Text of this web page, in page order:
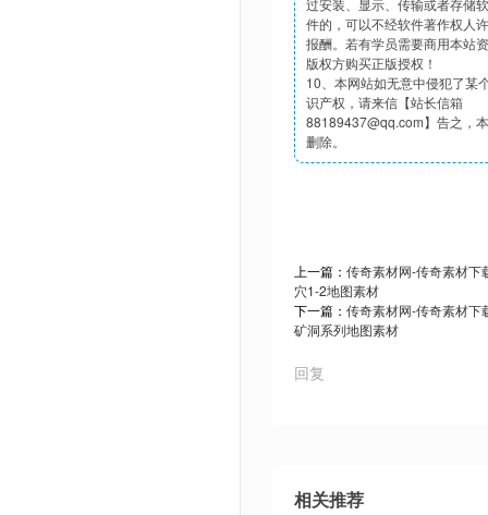
过安装、显示、传输或者存储
件的，可以不经软件著作权人
报酬。若有学员需要商用本站
版权方购买正版授权！
10、本网站如无意中侵犯了某
识产权，请来信【站长信箱
88189437@qq.com】告之，
删除。
上一篇： 传奇素材网-传奇素材下
穴1-2地图素材
下一篇： 传奇素材网-传奇素材下
矿洞系列地图素材
回复
相关推荐